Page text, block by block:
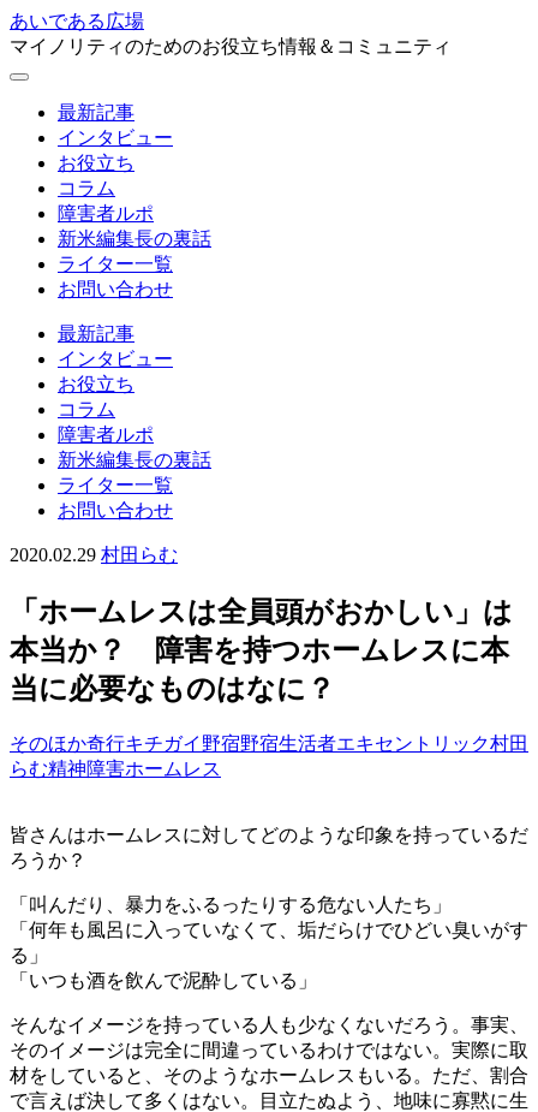
あいである広場
マイノリティのためのお役立ち情報＆コミュニティ
最新記事
インタビュー
お役立ち
コラム
障害者ルポ
新米編集長の裏話
ライター一覧
お問い合わせ
最新記事
インタビュー
お役立ち
コラム
障害者ルポ
新米編集長の裏話
ライター一覧
お問い合わせ
2020.02.29 村田らむ
「ホームレスは全員頭がおかしい」は
本当か？ 障害を持つホームレスに本
当に必要なものはなに？
そのほか奇行キチガイ 野宿野宿生活者エキセントリック村田
らむ精神障害ホームレス
皆さんはホームレスに対してどのような印象を持っているだ
ろうか？
「叫んだり、暴力をふるったりする危ない人たち」
「何年も風呂に入っていなくて、垢だらけでひどい臭いがす
る」
「いつも酒を飲んで泥酔している」
そんなイメージを持っている人も少なくないだろう。事実、
そのイメージは完全に間違っているわけではない。実際に取
材をしていると、そのようなホームレスもいる。ただ、割合
で言えば決して多くはない。目立たぬよう、地味に寡黙に生